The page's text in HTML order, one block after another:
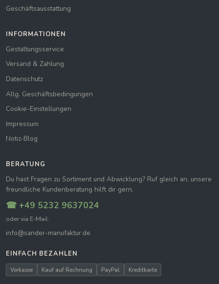
Geschäftsausstattung
INFORMATIONEN
Gestaltungsservice
Versand & Zahlung
Datenschutz
Allg. Geschäftsbedingungen
Cookie-Einstellungen
Impressum
Notiz-Blog
BERATUNG
Du hast Fragen zu Sortiment und Abwicklung? Ruf gleich an, unsere
freundliche Kundenberatung hilft dir gern.
☎ +49 5232 9637024
oder via E-Mail:
info@sander-manufaktur.de
EINFACH BEZAHLEN
Vorkasse Kauf auf Rechnung PayPal Kreditkarte